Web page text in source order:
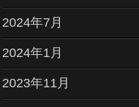
2024年7月
2024年1月
2023年11月